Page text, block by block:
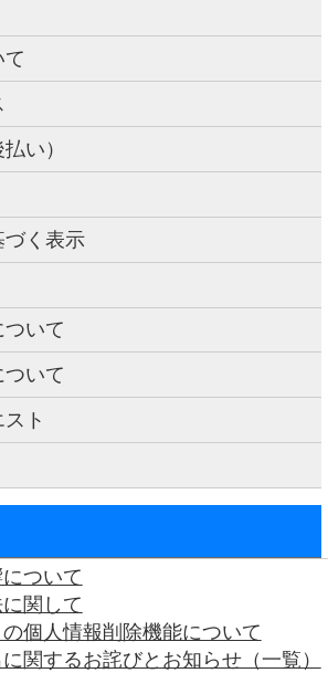
い）
く表示
いて
いて
ト
ついて
関して
個人情報削除機能について
関するお詫びとお知らせ（一覧）